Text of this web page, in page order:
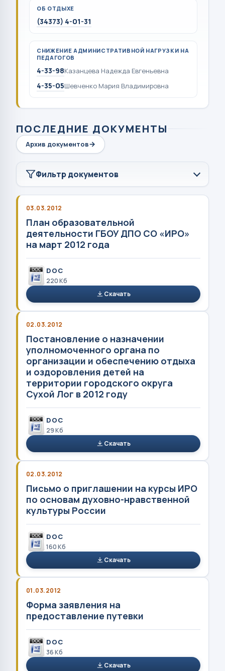
ОБ ОТДЫХЕ
(34373) 4-01-31
СНИЖЕНИЕ АДМИНИСТРАТИВНОЙ НАГРУЗКИ НА
ПЕДАГОГОВ
4-33-98Казанцева Надежда Евгеньевна
4-35-05Шевченко Мария Владимировна
ПОСЛЕДНИЕ ДОКУМЕНТЫ
Архив документов
Фильтр документов
03.03.2012
План образовательной
деятельности ГБОУ ДПО СО «ИРО»
на март 2012 года
DOC
220 Кб
Скачать
02.03.2012
Постановление о назначении
уполномоченного органа по
организации и обеспечению отдыха
и оздоровления детей на
территории городского округа
Сухой Лог в 2012 году
DOC
29 Кб
Скачать
02.03.2012
Письмо о приглашении на курсы ИРО
по основам духовно-нравственной
культуры России
DOC
160 Кб
Скачать
01.03.2012
Форма заявления на
предоставление путевки
DOC
36 Кб
Скачать